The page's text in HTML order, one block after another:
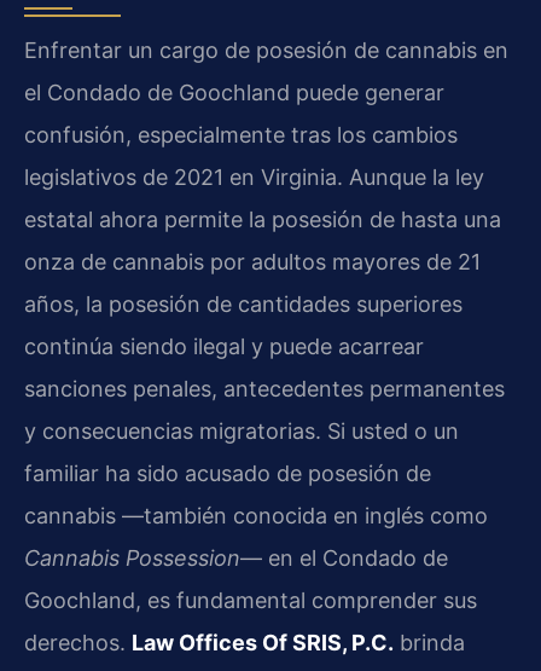
Enfrentar un cargo de posesión de cannabis en
el Condado de Goochland puede generar
confusión, especialmente tras los cambios
legislativos de 2021 en Virginia. Aunque la ley
estatal ahora permite la posesión de hasta una
onza de cannabis por adultos mayores de 21
años, la posesión de cantidades superiores
continúa siendo ilegal y puede acarrear
sanciones penales, antecedentes permanentes
y consecuencias migratorias. Si usted o un
familiar ha sido acusado de posesión de
cannabis —también conocida en inglés como
Cannabis Possession— en el Condado de
Goochland, es fundamental comprender sus
derechos. Law Offices Of SRIS, P.C. brinda